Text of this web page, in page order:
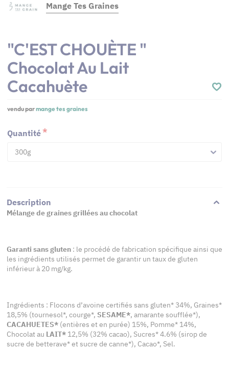
Mange Tes Graines
"C'EST CHOUÈTE "
Chocolat Au Lait
Cacahuète
vendu parmange tes graines
Quantité
300g
Description
Mélange de graines grillées au chocolat
Garanti sans gluten : le procédé de fabrication spécifique ainsi que
les ingrédients utilisés permet de garantir un taux de gluten
inférieur à 20 mg/kg.
Ingrédients : Flocons d’avoine certifiés sans gluten* 34%, Graines*
18,5% (tournesol*, courge*, SESAME*, amarante soufflée*),
CACAHUETES* (entières et en purée) 15%, Pomme* 14%,
Chocolat au LAIT* 12,5% (32% cacao), Sucres* 4.6% (sirop de
sucre de betterave* et sucre de canne*), Cacao*, Sel.